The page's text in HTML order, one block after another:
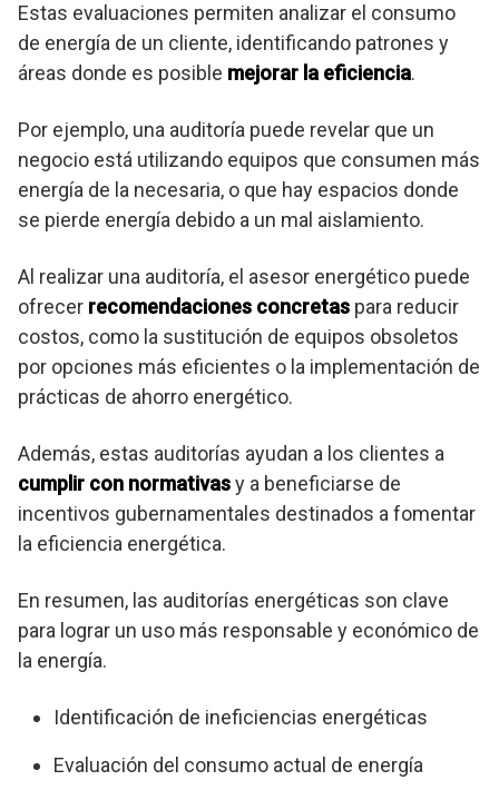
Estas evaluaciones permiten analizar el consumo
de energía de un cliente, identificando patrones y
áreas donde es posible mejorar la eficiencia.
Por ejemplo, una auditoría puede revelar que un
negocio está utilizando equipos que consumen más
energía de la necesaria, o que hay espacios donde
se pierde energía debido a un mal aislamiento.
Al realizar una auditoría, el asesor energético puede
ofrecer recomendaciones concretas para reducir
costos, como la sustitución de equipos obsoletos
por opciones más eficientes o la implementación de
prácticas de ahorro energético.
Además, estas auditorías ayudan a los clientes a
cumplir con normativasy a beneficiarse de
incentivos gubernamentales destinados a fomentar
la eficiencia energética.
En resumen, las auditorías energéticas son clave
para lograr un uso más responsable y económico de
la energía.
Identificación de ineficiencias energéticas
Evaluación del consumo actual de energía